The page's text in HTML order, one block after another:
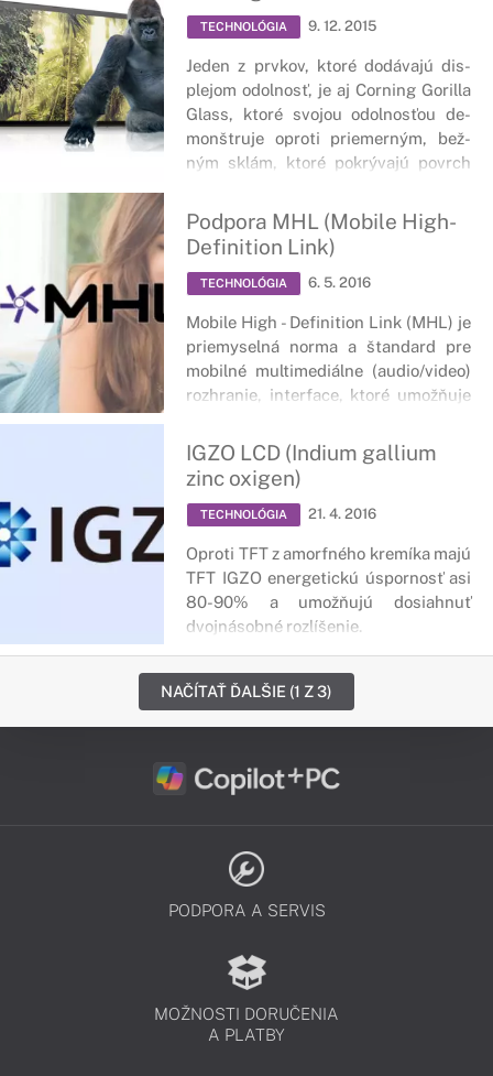
TECHNOLÓGIA 9. 12. 2015
Je­den z pr­vkov, kto­ré do­dá­va­jú dis­
ple­jom od­ol­nosť, je aj Cor­ning Go­ril­la
Glass, kto­ré svojou odolnosťou de­
monštru­je op­ro­ti prie­mer­ným, bež­
ným sklám, kto­ré pok­rý­va­jú povrch
Podpora MHL (Mobile High-
Definition Link)
TECHNOLÓGIA 6. 5. 2016
Mobile High - Definition Link (MHL) je
priemyselná norma a štandard pre
mobilné multimediálne (audio/video)
rozhranie, interface, ktoré umožňuje
telefón, tablet a ďalšie prenosné
elektronické zariadenia k televízorom
s vysokým rozlíšením obrazu a zvuku.
IGZO LCD (Indium gallium
zinc oxigen)
TECHNOLÓGIA 21. 4. 2016
Oproti TFT z amorfného kremíka majú
TFT IGZO energetickú úspornosť asi
80-90% a umožňujú dosiahnuť
dvojnásobné rozlíšenie.
NAČÍTAŤ ĎALŠIE (1 Z 3)
PODPORA A SERVIS
MOŽNOSTI DORUČENIA
A PLATBY